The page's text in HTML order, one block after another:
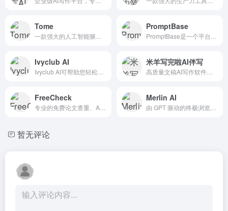
Tome PromptBase
Ivyclub AI 米羊写完啦AI伴写
FreeCheck Merlin AI
暂无评论